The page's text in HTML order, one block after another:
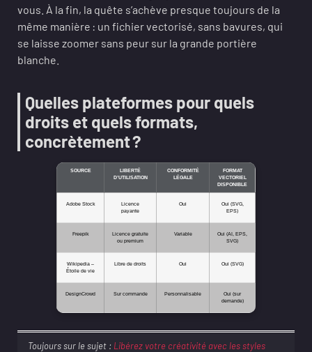
vous. À la fin, la quête s’achève presque toujours de la
même manière : un fichier vectorisé, sans bavures, qui
se laisse zoomer sans peur sur la grande portière
blanche.
Quelles plateformes pour quels
droits et quels formats,
concrètement ?
SOURCE
LIBERTÉ
D’UTILISATION
CONFORMITÉ
LÉGALE
FORMAT
VECTORIEL
DISPONIBLE
Adobe Stock
Licence
payante
Oui
Oui (SVG,
EPS)
Freepik
Licence gratuite
ou premium
Variable
Oui (AI, EPS,
SVG)
Wikipedia –
Étoile de vie
Libre de droits Oui Oui (SVG)
DesignCrowd Sur commande Personnalisable
Oui (sur
demande)
Toujours sur le sujet : Libérez votre créativité avec les styles